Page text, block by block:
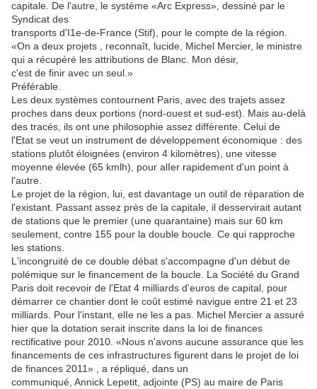
capitale. De l'autre, le système «Arc Express», dessiné par le
Syndicat des
transports d'I1e-de-France (Stif), pour le compte de la région.
«On a deux projets , reconnaît, lucide, Michel Mercier, le ministre
qui a récupéré les attributions de Blanc. Mon désir,
c'est de finir avec un seul.»
Préférable.
Les deux systèmes contournent Paris, avec des trajets assez
proches dans deux portions (nord-ouest et sud-est). Mais au-delà
des tracés, ils ont une philosophie assez différente. Celui de
l'Etat se veut un instrument de développement économique : des
stations plutôt éloignées (environ 4 kilomètres), une vitesse
moyenne élevée (65 kmlh), pour alIer rapidement d'un point à
l'autre.
Le projet de la région, lui, est davantage un outil de réparation de
l'existant. Passant assez près de la capitale, il desservirait autant
de stations que le premier (une quarantaine) mais sur 60 km
seulement, contre 155 pour la double boucle. Ce qui rapproche
les stations.
L'incongruité de ce double débat s'accompagne d'un début de
polémique sur le financement de la boucle. La Société du Grand
Paris doit recevoir de l'Etat 4 milliards d'euros de capital, pour
démarrer ce chantier dont le coût estimé navigue entre 21 et 23
milliards. Pour l'instant, elIe ne les a pas. Michel Mercier a assuré
hier que la dotation serait inscrite dans la loi de finances
rectificative pour 2010. «Nous n'avons aucune assurance que les
financements de ces infrastructures figurent dans le projet de loi
de finances 2011» , a répliqué, dans un
communiqué, Annick Lepetit, adjointe (PS) au maire de Paris